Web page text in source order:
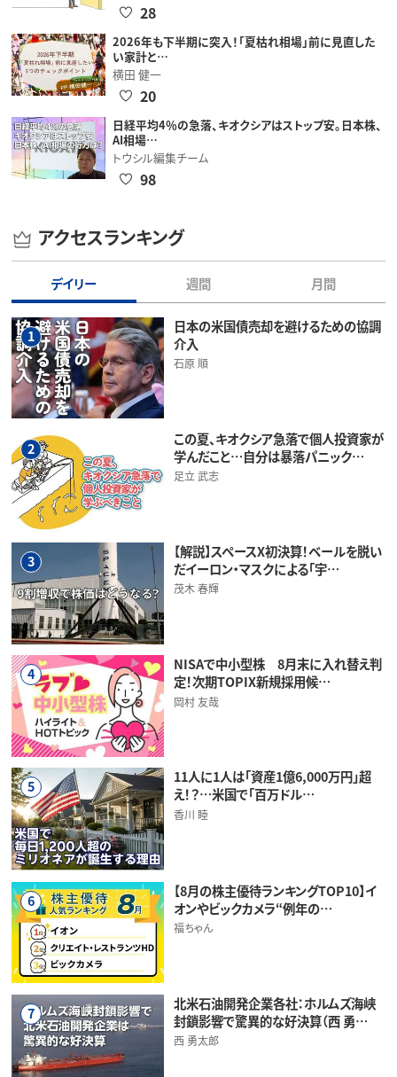
28
2026年も下半期に突入！「夏枯れ相場」前に見直した
い家計と…
横田 健一
20
日経平均4％の急落、キオクシアはストップ安。日本株、
AI相場…
トウシル編集チーム
98
アクセスランキング
デイリー 週間 月間
1
日本の米国債売却を避けるための協調
介入
石原 順
2
この夏、キオクシア急落で個人投資家が
学んだこと…自分は暴落パニック…
足立 武志
3
【解説】スペースX初決算！ベールを脱い
だイーロン・マスクによる「宇…
茂木 春輝
4
NISAで中小型株 8月末に入れ替え判
定！次期TOPIX新規採用候…
岡村 友哉
5
11人に1人は「資産1億6,000万円」超
え！？…米国で「百万ドル…
香川 睦
6
【8月の株主優待ランキングTOP10】イ
オンやビックカメラ“例年の…
福ちゃん
7
北米石油開発企業各社：ホルムズ海峡
封鎖影響で驚異的な好決算（西 勇…
西 勇太郎